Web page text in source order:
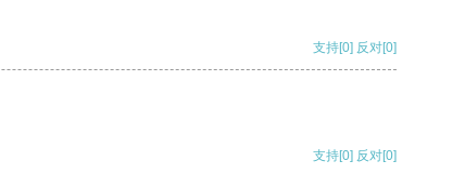
支持[0] 反对[0]
支持[0] 反对[0]